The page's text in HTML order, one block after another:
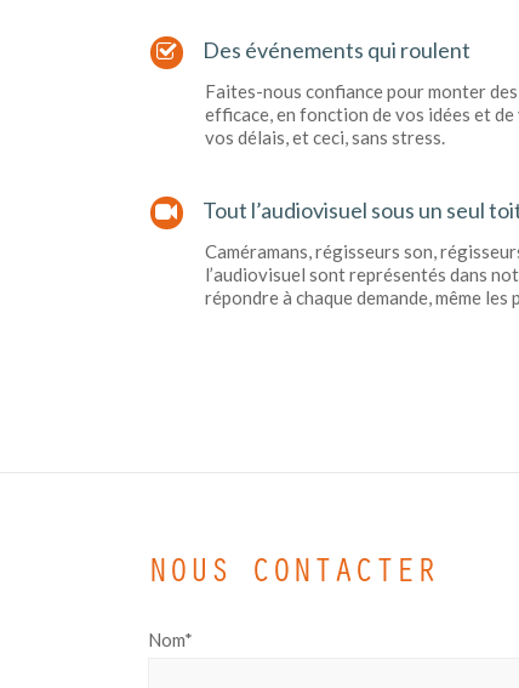
Des événements qui roulent
Faites-nous confiance pour monter
efficace, en fonction de vos idées et
vos délais, et ceci, sans stress.
Tout l’audiovisuel sous un seul
Caméramans, régisseurs son,
l’audiovisuel sont représentés dans
répondre à chaque demande, même les
NOUS CONTACTER
Nom*